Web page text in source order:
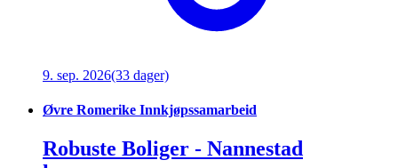
9. sep. 2026(33 dager)
Øvre Romerike Innkjøpssamarbeid
Robuste Boliger - Nannestad